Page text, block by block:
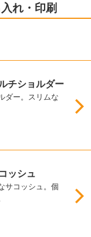
れ・印刷
チショルダー
ダー。スリムな
ッシュ
サコッシュ。個